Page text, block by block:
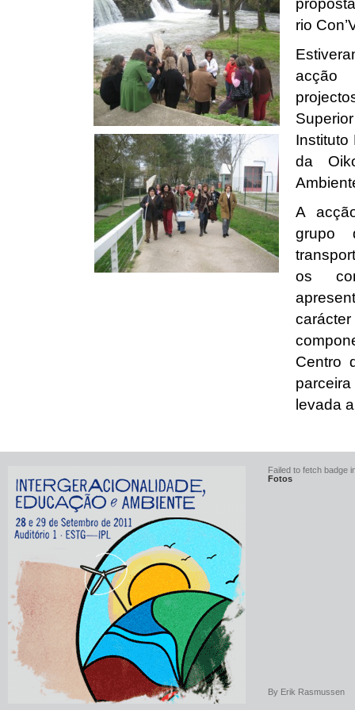
rio
acção
Instituto
da
A
grupo
os
Centro
levada
Failed to fetch badge
Fotos
By Erik Rasmussen